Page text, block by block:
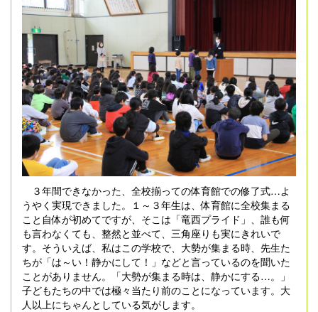
３年間できなかった、全校揃っての体育館での修了式…よ
うやく実現できました。１～３年生は、体育館に全校集まる
こと自体が初めてですが、そこは「竜西プライド」、誰も何
も言わなくても、整然と並べて、三角座りも実にきれいで
す。そういえば、私はこの学校で、大勢が集まる時、先生た
ちが「は～い！静かにして！」などと言っているのを聞いた
ことがありません。「大勢が集まる時は、静かにする…。」
子どもたちの中では極々当たり前のことになっています。大
人以上にちゃんとしている気がします。